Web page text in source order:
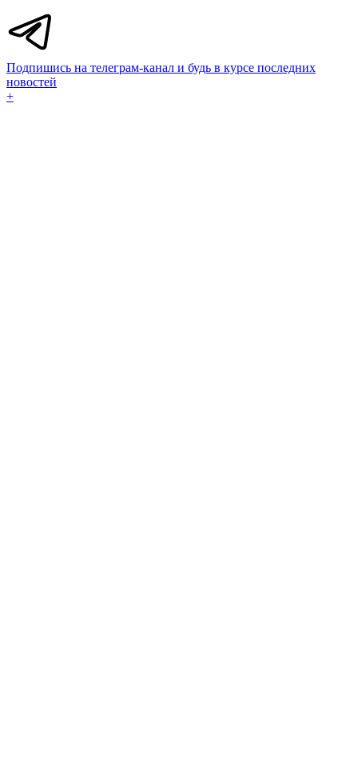
Подпишись на телеграм-канал и будь в курсе последних
новостей
+